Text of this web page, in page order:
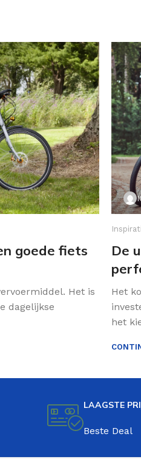
goede fiets
Het is
dagelijkse
De
Het
het
LAAGSTE
Beste Deal